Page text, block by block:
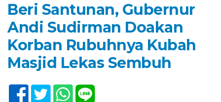
Beri Santunan, Gubernur
Andi Sudirman Doakan
Korban Rubuhnya Kubah
Masjid Lekas Sembuh